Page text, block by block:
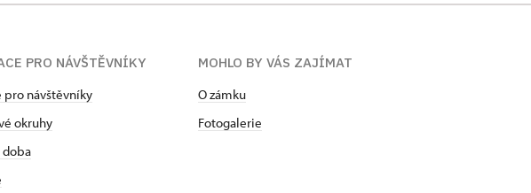
PRO NÁVŠTĚVNÍKY
pro návštěvníky
okruhy
doba
MOHLO BY VÁS ZAJÍMAT
O zámku
Fotogalerie